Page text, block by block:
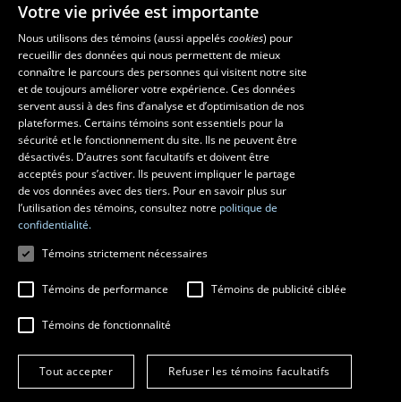
Les écoles et la recherche
École d’art
École supérieure d’aménagement du territoire et de développement
régional
École de design
Centre de recherche en aménagement et développement
© 2026 Université Laval
Tous droits réservés
Conditions générales d'utilisation
Fraude en ligne
Votre vie privée est importante
Nous utilisons des témoins (aussi appeléscookies) pour
recueillir des données qui nous permettent de mieux
connaître le parcours des personnes qui visitent notre site
et de toujours améliorer votre expérience. Ces données
servent aussi à des fins d’analyse et d’optimisation de nos
plateformes. Certains témoins sont essentiels pour la
sécurité et le fonctionnement du site. Ils ne peuvent être
désactivés. D’autres sont facultatifs et doivent être
acceptés pour s’activer. Ils peuvent impliquer le partage
de vos données avec des tiers. Pour en savoir plus sur
l’utilisation des témoins, consultez notre politique de
confidentialité.
Témoins strictement nécessaires
Témoins de performance Témoins de publicité ciblée
Témoins de fonctionnalité
Tout accepter Refuser les témoins facultatifs